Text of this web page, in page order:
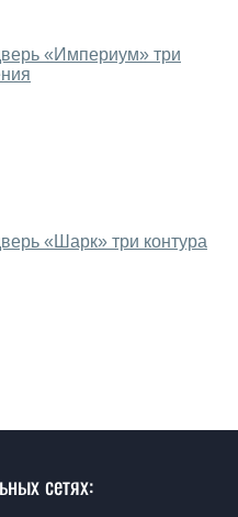
«Империум» три
«Шарк» три контура
сетях: